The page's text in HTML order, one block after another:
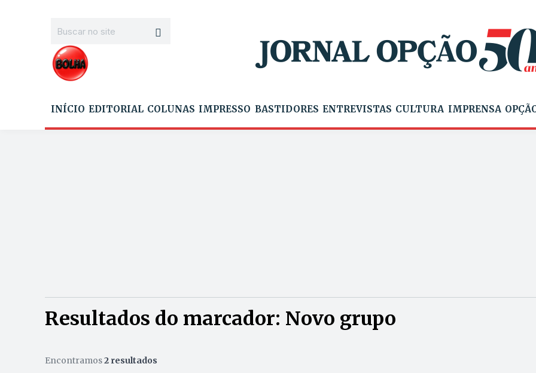
INÍCIO EDITORIAL COLUNAS IMPRESSO BASTIDORES ENTREVISTAS CULTURA IMPRENSA
Resultados do marcador: Novo grupo
Encontramos2 resultados